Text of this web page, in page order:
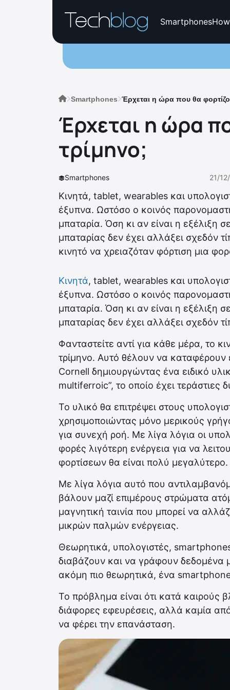
Smartphones
Smartphones Έρχεται η ώρα που θα
Έρχεται η ώρα
τρίμηνο;
Smartphones 21/
Κινητά, tablet, wearables και
έξυπνα. Ωστόσο ο κοινός
μπαταρία. Όση κι αν είναι η εξέλιξη
μπαταρίας δεν έχει αλλάξει σχεδόν
κινητό να χρειαζόταν φόρτιση μια
Κινητά, tablet, wearables και
έξυπνα. Ωστόσο ο κοινός
μπαταρία. Όση κι αν είναι η εξέλιξη
μπαταρίας δεν έχει αλλάξει σχεδόν
Φανταστείτε αντί για κάθε μέρα, το
τρίμηνο. Αυτό θέλουν να
Cornell δημιουργώντας ένα ειδικό
multiferroic”, το οποίο έχει τεράστιες
Το υλικό θα επιτρέψει στους
χρησιμοποιώντας μόνο μερικούς
για συνεχή ροή. Με λίγα λόγια οι
φορές λιγότερη ενέργεια για να
φορτίσεων θα είναι πολύ μεγαλύτερο.
Με λίγα λόγια αυτό που
βάλουν μαζί επιμέρους στρώματα
μαγνητική ταινία που μπορεί να
μικρών παλμών ενέργειας.
Θεωρητικά, υπολογιστές,
διαβάζουν και να γράφουν δεδομένα
ακόμη πιο θεωρητικά, ένα
Το πρόβλημα είναι ότι κατά καιρούς
διάφορες εφευρέσεις, αλλά καμία
να φέρει την επανάσταση.